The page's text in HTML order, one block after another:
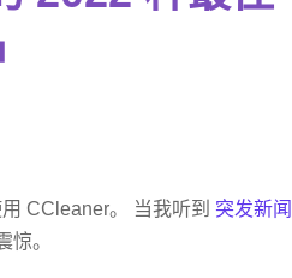
CCleaner。 当我听到 突发新闻
。